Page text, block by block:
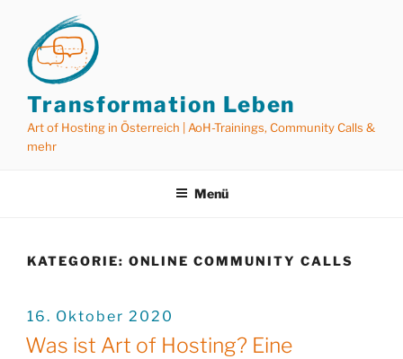
springen
Transformation Leben
Art of Hosting in Österreich | AoH-Trainings, Community Calls &
mehr
Menü
KATEGORIE: ONLINE COMMUNITY CALLS
VERÖFFENTLICHT
16. Oktober 2020
Was ist Art of Hosting? Eine